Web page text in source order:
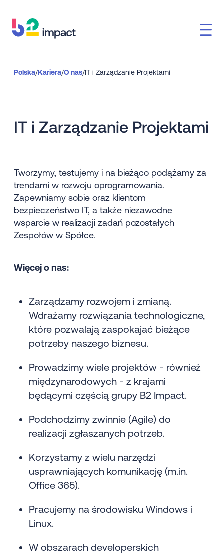
Polska/Kariera/O nas/IT i Zarządzanie Projektami
IT i Zarządzanie Projektami
Tworzymy, testujemy i na bieżąco podążamy za
trendami w rozwoju oprogramowania.
Zapewniamy sobie oraz klientom
bezpieczeństwo IT, a także niezawodne
wsparcie w realizacji zadań pozostałych
Zespołów w Spółce.
Więcej o nas:
Zarządzamy rozwojem i zmianą.
Wdrażamy rozwiązania technologiczne,
które pozwalają zaspokajać bieżące
potrzeby naszego biznesu.
Prowadzimy wiele projektów - również
międzynarodowych - z krajami
będącymi częścią grupy B2 Impact.
Podchodzimy zwinnie (Agile) do
realizacji zgłaszanych potrzeb.
Korzystamy z wielu narzędzi
usprawniających komunikację (m.in.
Office 365).
Pracujemy na środowisku Windows i
Linux.
W obszarach developerskich